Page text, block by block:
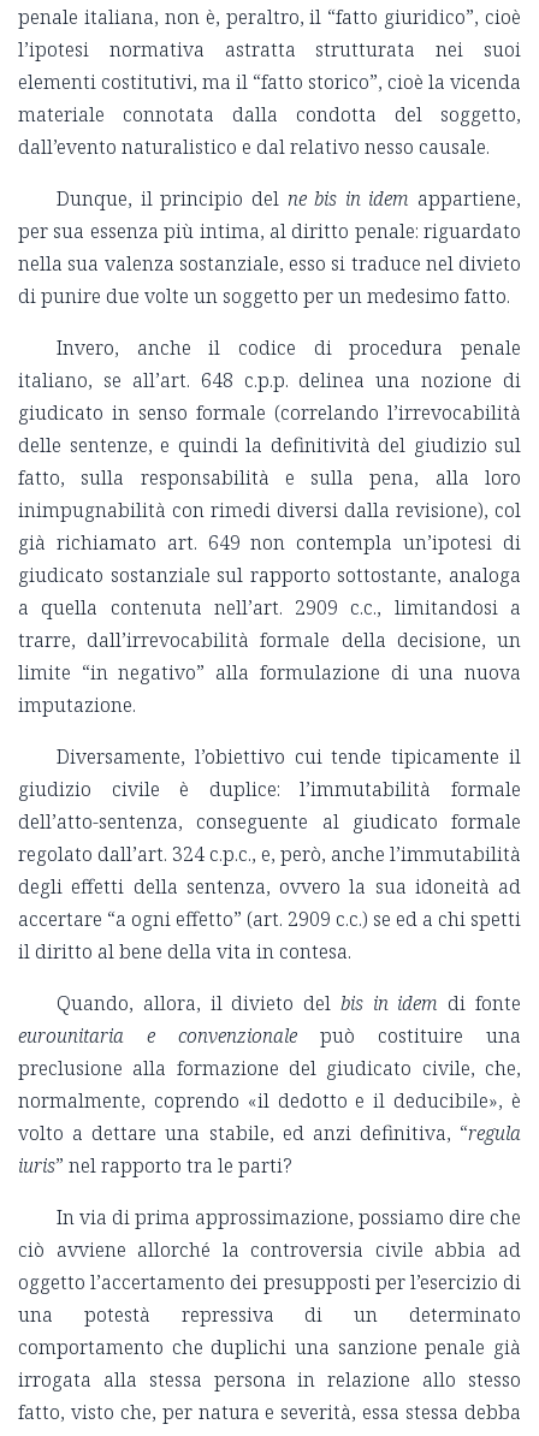
penale italiana, non è, peraltro, il “fatto giuridico”, cioè
l’ipotesi normativa astratta strutturata nei suoi
elementi costitutivi, ma il “fatto storico”, cioè la vicenda
materiale connotata dalla condotta del soggetto,
dall’evento naturalistico e dal relativo nesso causale.
Dunque, il principio del ne bis in idem appartiene,
per sua essenza più intima, al diritto penale: riguardato
nella sua valenza sostanziale, esso si traduce nel divieto
di punire due volte un soggetto per un medesimo fatto.
Invero, anche il codice di procedura penale
italiano, se all’art. 648 c.p.p. delinea una nozione di
giudicato in senso formale (correlando l’irrevocabilità
delle sentenze, e quindi la definitività del giudizio sul
fatto, sulla responsabilità e sulla pena, alla loro
inimpugnabilità con rimedi diversi dalla revisione), col
già richiamato art. 649 non contempla un’ipotesi di
giudicato sostanziale sul rapporto sottostante, analoga
a quella contenuta nell’art. 2909 c.c., limitandosi a
trarre, dall’irrevocabilità formale della decisione, un
limite “in negativo” alla formulazione di una nuova
imputazione.
Diversamente, l’obiettivo cui tende tipicamente il
giudizio civile è duplice: l’immutabilità formale
dell’atto-sentenza, conseguente al giudicato formale
regolato dall’art. 324 c.p.c., e, però, anche l’immutabilità
degli effetti della sentenza, ovvero la sua idoneità ad
accertare “a ogni effetto” (art. 2909 c.c.) se ed a chi spetti
il diritto al bene della vita in contesa.
Quando, allora, il divieto del bis in idem di fonte
eurounitaria e convenzionale può costituire una
preclusione alla formazione del giudicato civile, che,
normalmente, coprendo «il dedotto e il deducibile», è
volto a dettare una stabile, ed anzi definitiva, “regula
iuris” nel rapporto tra le parti?
In via di prima approssimazione, possiamo dire che
ciò avviene allorché la controversia civile abbia ad
oggetto l’accertamento dei presupposti per l’esercizio di
una potestà repressiva di un determinato
comportamento che duplichi una sanzione penale già
irrogata alla stessa persona in relazione allo stesso
fatto, visto che, per natura e severità, essa stessa debba